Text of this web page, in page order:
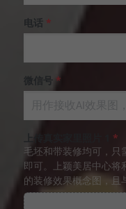
电话*
微信号*
上传真实家里照片 1 *
毛坯和带装修均可，只
即可。上颖美居中心将
的装修效果概念图，且